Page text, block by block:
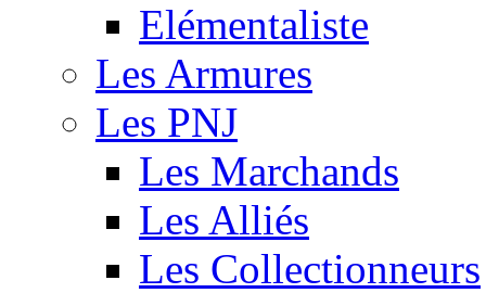
Elémentaliste
Les Armures
Les PNJ
Les Marchands
Les Alliés
Les Collectionneurs